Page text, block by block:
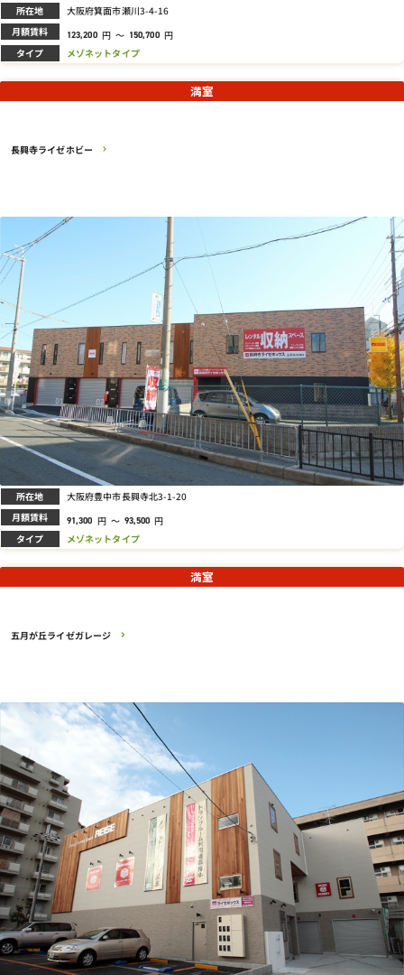
所在地 大阪府箕面市瀬川3-4-16
月額賃料 123,200 円 ～ 150,700 円
タイプ メゾネットタイプ
長興寺ライゼホビー
満室
所在地 大阪府豊中市長興寺北3-1-20
月額賃料 91,300 円 ～ 93,500 円
タイプ メゾネットタイプ
五月が丘ライゼガレージ
満室